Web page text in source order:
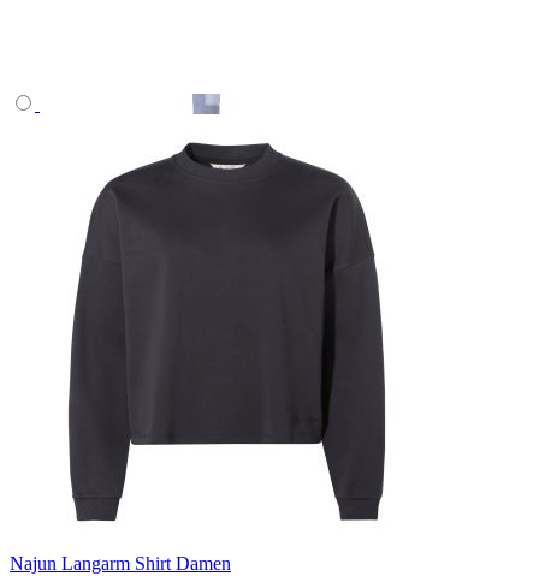
Najun Langarm Shirt Damen